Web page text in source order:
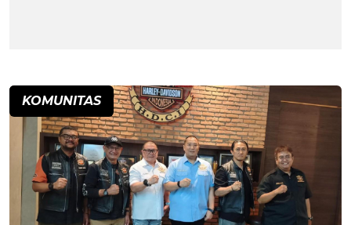
KOMUNITAS